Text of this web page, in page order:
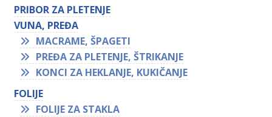
PRIBOR ZA PLETENJE
VUNA, PREĐA
MACRAME, ŠPAGETI
PREĐA ZA PLETENJE, ŠTRIKANJE
KONCI ZA HEKLANJE, KUKIČANJE
FOLIJE
FOLIJE ZA STAKLA